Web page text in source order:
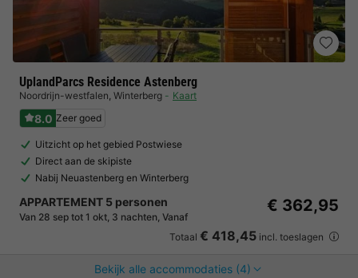
UplandParcs Residence Astenberg
Noordrijn-westfalen, Winterberg Kaart
8.0 Zeer goed
Uitzicht op het gebied Postwiese
Direct aan de skipiste
Nabij Neuastenberg en Winterberg
APPARTEMENT 5 personen
Van 28 sep tot 1 okt, 3 nachten, Vanaf
€ 362,95
Totaal € 418,45 incl. toeslagen
Bekijk alle accommodaties (4)